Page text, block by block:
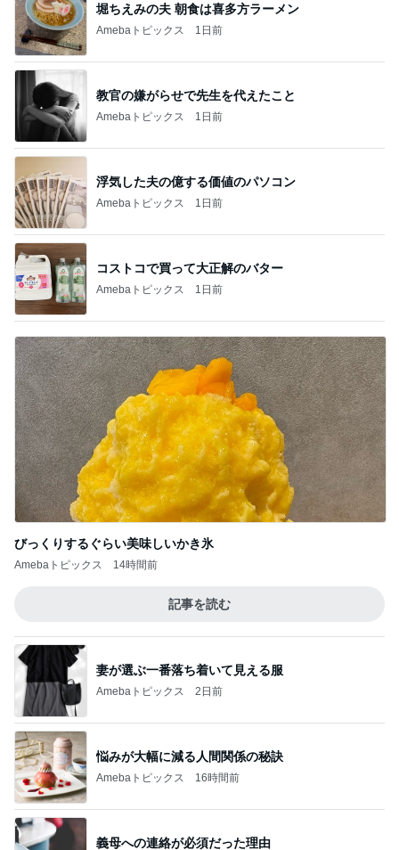
堀ちえみの夫 朝食は喜多方ラーメン
Amebaトピックス 1日前
教官の嫌がらせで先生を代えたこと
Amebaトピックス 1日前
浮気した夫の億する価値のパソコン
Amebaトピックス 1日前
コストコで買って大正解のバター
Amebaトピックス 1日前
びっくりするぐらい美味しいかき氷
Amebaトピックス 14時間前
記事を読む
妻が選ぶ一番落ち着いて見える服
Amebaトピックス 2日前
悩みが大幅に減る人間関係の秘訣
Amebaトピックス 16時間前
義母への連絡が必須だった理由